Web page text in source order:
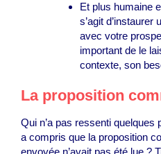
Et plus humaine
s’agit d’instaurer
avec votre
important de le
contexte, son
La proposition
Qui n’a pas ressenti
a compris que la proposition
envoyée n’avait pas été lue ?